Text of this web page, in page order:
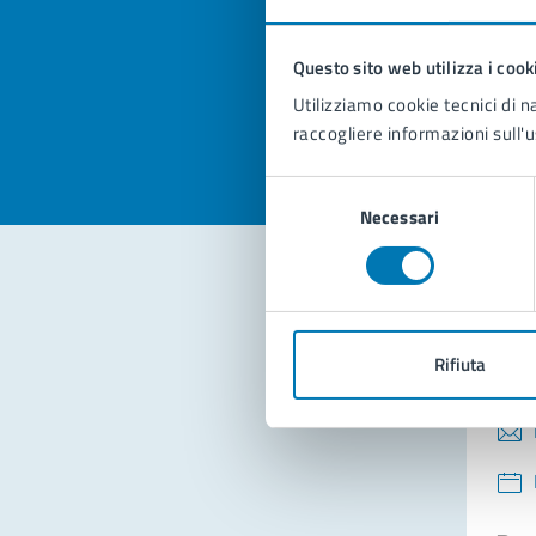
Questo sito web utilizza i
Utilizziamo cookie tecnici di
raccogliere informazioni
del
Necessari
Rifiuta
Valuta la